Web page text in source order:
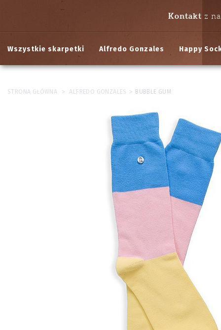
Kontakt z
Wszystkie skarpetki Alfredo Gonzales Happy
STRONA GŁÓWNA > ALFREDO GONZALES > BUBBLE GUM